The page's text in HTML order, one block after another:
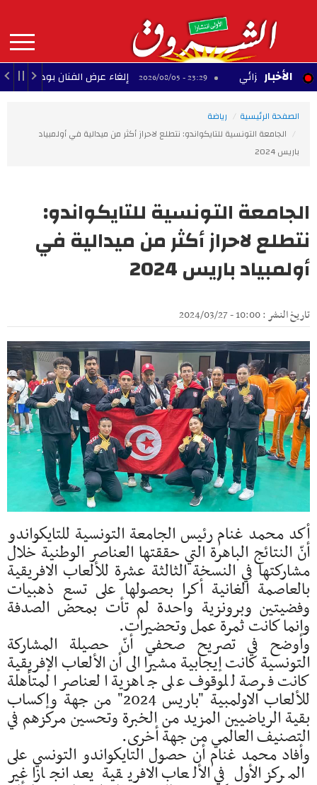
contenu
principal
MAIN
NAVIGATION الأخبارالجزائي 23:29 - 2026/08/05 إلغاء عرض الفنان بودشار ضمن
الصفحة الرئيسية
رياضة
الجامعة التونسية للتايكواندو: نتطلع لاحراز أكثر من ميدالية في أولمبياد
باريس 2024
الجامعة التونسية للتايكواندو:
نتطلع لاحراز أكثر من ميدالية في
أولمبياد باريس 2024
تاريخ النشر : 10:00 - 2024/03/27
أكد محمد غنام رئيس الجامعة التونسية للتايكواندو
أنّ النتائج الباهرة التي حققتها العناصر الوطنية خلال
مشاركتها في النسخة الثالثة عشرة للألعاب الافريقية
بالعاصمة الغانية أكرا بحصولها على تسع ذهبيات
وفضيتين وبرونزية واحدة لم تأت بمحض الصدفة
وانما كانت ثمرة عمل وتحضيرات.
وأوضح في تصريح صحفي أنّ حصيلة المشاركة
التونسية كانت إيجابية مشيرا الى أن الألعاب الإفريقية
كانت فرصة للوقوف على جاهزية العناصر المتأهلة
للألعاب الاولمبية "باريس 2024" من جهة وإكساب
بقية الرياضيين المزيد من الخبرة وتحسين مركزهم في
التصنيف العالمي من جهة أخرى.
وأفاد محمد غنام أن حصول التايكواندو التونسي على
المركز الأول في الألعاب الافريقية يعد انجازا غير